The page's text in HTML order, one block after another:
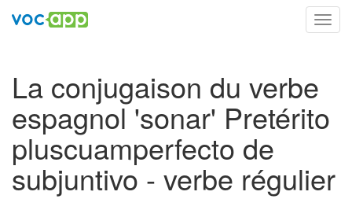
La conjugaison du verbe
espagnol 'sonar' Pretérito
pluscuamperfecto de
subjuntivo - verbe régulier